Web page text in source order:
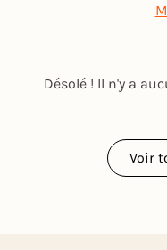
Désolé ! Il n'y a
Voir